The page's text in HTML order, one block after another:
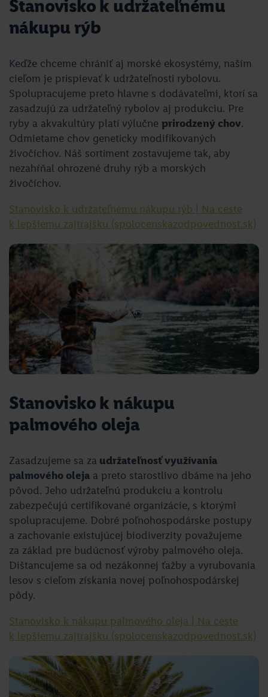
Stanovisko k udržateľnému
nákupu rýb
Keďže chceme chrániť aj morské ekosystémy, naším
cieľom je prispievať k udržateľnosti rybolovu.
Spolupracujeme preto hlavne s dodávateľmi, ktorí sa
zasadzujú za udržateľný rybolov aj produkciu. Pre
ryby a akvakultúry platí výlučne prirodzený chov.
Odmietame chov geneticky modifikovaných
živočíchov. Náš sortiment zostavujeme tak, aby
nezahŕňal ohrozené druhy rýb a morských
živočíchov.
Stanovisko k udržateľnému nákupu rýb | Na ceste
k lepšiemu zajtrajšku (spolocenskazodpovednost.sk)
Stanovisko k nákupu
palmového oleja
Zasadzujeme sa za udržateľnosť využívania
palmového oleja a preto starostlivo dbáme na jeho
pôvod. Jeho udržateľnú produkciu a kontrolu
zabezpečujú certifikované organizácie, s ktorými
spolupracujeme. Dobré poľnohospodárske postupy
a zachovanie existujúcej biodiverzity považujeme
za základ pre budúcnosť výroby palmového oleja.
Dištancujeme sa od nezákonnej ťažby a vyrubovania
lesov s cieľom získania novej poľnohospodárskej
pôdy.
Stanovisko k nákupu palmového oleja | Na ceste
k lepšiemu zajtrajšku (spolocenskazodpovednost.sk)